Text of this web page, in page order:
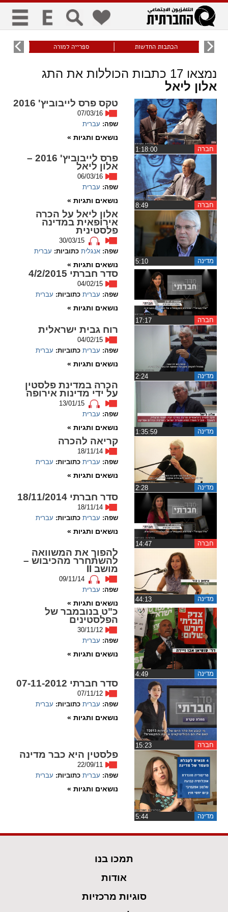
כללי
visibility_off
ביטול הבהובים
keyboard
ניווט מקלדת
title
סימון כותרות
זום
zoom_out
התרחק
zoom_in
גופנים
remove_circle_outline
Decrease font
add_circle_outline
Increase font
spellcheck
ניגודיות צבעים
brightness_high
ניגודיות בהירה ניגודיות כהה
קישורים
קו תחתי לקישורים
font_download
סימון קישורים
cached
ההגדרות
flag
השארת
משוב
הכתבות החדשות ספרייה למורה עוני
נמצאו17 כתבות הכוללות את התג
אלון ליאל
חברה
טקס פרס לייבוביץ' 2016
07/03/16
שפה: עברית
נושאים ותגיות »
חברה
פרס לייבוביץ' 2016 –
אלון ליאל
06/03/16
שפה: עברית
נושאים ותגיות »
מדינה
אלון ליאל על הכרה
אירופאית במדינה
פלסטינית
30/03/15
שפה: אנגלית כתוביות: עברית
נושאים ותגיות »
חברה
סדר חברתי 4/2/2015
04/02/15
שפה: עברית כתוביות: עברית
נושאים ותגיות »
מדינה
רוח גבית ישראלית
04/02/15
שפה: עברית כתוביות: עברית
נושאים ותגיות »
מדינה
הכרה במדינת פלסטין
על ידי מדינות אירופה
13/01/15
שפה: עברית
נושאים ותגיות »
מדינה
קריאה להכרה
18/11/14
שפה: עברית כתוביות: עברית
נושאים ותגיות »
חברה
סדר חברתי 18/11/2014
18/11/14
שפה: עברית כתוביות: עברית
נושאים ותגיות »
מדינה
להפוך את המשוואה
להשתחרר מהכיבוש –
מושב II
09/11/14
שפה: עברית
נושאים ותגיות »
מדינה
כ"ט בנובמבר של
הפלסטינים
30/11/12
שפה: עברית
נושאים ותגיות »
חברה
סדר חברתי 07-11-2012
07/11/12
שפה: עברית כתוביות: עברית
נושאים ותגיות »
מדינה
פלסטין היא כבר מדינה
22/09/11
שפה: עברית כתוביות: עברית
נושאים ותגיות »
תמכו בנו
אודות
סוגיות מרכזיות